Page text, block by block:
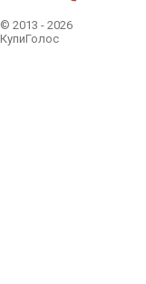
© 2013 - 2026
КупиГолос